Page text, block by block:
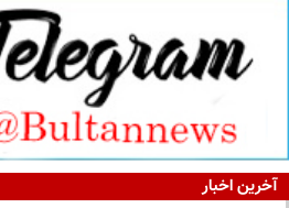
آخرین اخبار